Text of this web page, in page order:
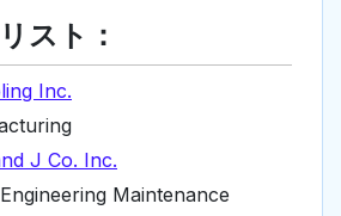
スト：
Inc.
J Co. Inc.
Maintenance